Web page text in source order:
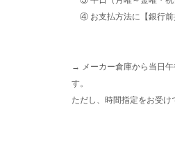
④ お支払方法に【銀行前
→ メーカー倉庫から当日
す。
ただし、時間指定をお受け